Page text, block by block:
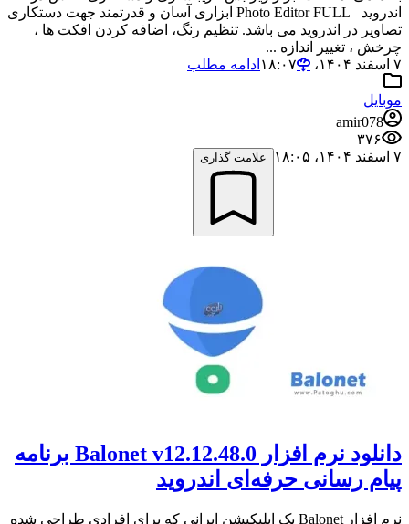
اندروید Photo Editor FULL ابزاری آسان و قدرتمند جهت دستکاری
تصاویر در اندروید می باشد. تنظیم رنگ، اضافه کردن افکت ها ،
چرخش ، تغییر اندازه ...
۷ اسفند ۱۴۰۴،‏ ۱۸:۰۷
ادامه مطلب
موبایل
amir078
۳۷۶
۷ اسفند ۱۴۰۴،‏ ۱۸:۰۵
علامت گذاری
دانلود نرم افزار Balonet v12.12.48.0 برنامه
پیام ‌رسانی حرفه‌ای اندروید
نرم افزار Balonet یک اپلیکیشن ایرانی که برای افرادی طراحی شده